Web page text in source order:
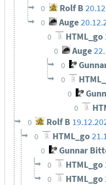
0 Rolf B
0 Auge
0 HTML_go
0 Auge
0
0
0
0
0 Rolf B
0 HTML_go
0 Gunnar
0 HTML_go
0 HTML_go